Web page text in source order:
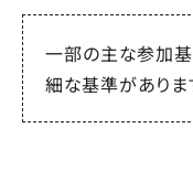
一部の主な参加基
細な基準がありま